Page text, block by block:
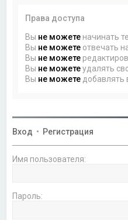
Права доступа
Вы не можете начинать
Вы не можете отвечать
Вы не можете
Вы не можетеудалять
Вы не можете добавлять
Вход • Регистрация
Имя пользователя:
Пароль: